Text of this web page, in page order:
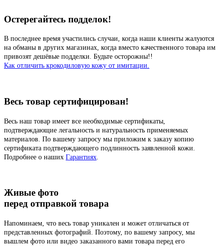
Остерегайтесь подделок!
В последнее время участились случаи, когда наши клиенты жалуются
на обманы в других магазинах, когда вместо качественного товара им
привозят дешёвые подделки. Будьте осторожны!!
Как отличить крокодиловую кожу от имитации.
Весь товар сертифицирован!
Весь наш товар имеет все необходимые сертификаты,
подтверждающие легальность и натуральность применяемых
материалов. По вашему запросу мы приложим к заказу копию
сертификата подтверждающего подлинность заявленной кожи.
Подробнее о наших Гарантиях
Живые фото
перед отправкой товара
Напоминаем, что весь товар уникален и может отличаться от
представленных фотографий. Поэтому, по вашему запросу, мы
вышлем фото или видео заказанного вами товара перед его